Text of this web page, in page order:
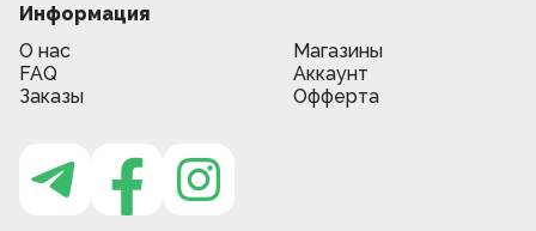
Информация
О нас
Магазины
FAQ
Аккаунт
Заказы
Офферта